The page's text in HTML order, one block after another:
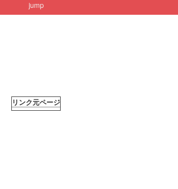
jump
リンク元ページ